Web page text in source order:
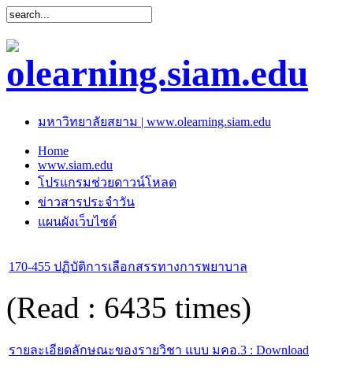
มหาวิทยาลัยสยาม | www.olearning.siam.edu
Home
www.siam.edu
โปรแกรมช่วยดาวน์โหลด
ข่าวสารประจำวัน
แผนผังเว็บไซต์
170-455 ปฏิบัติการเลือกสรรทางการพยาบาล
(Read : 6435 times)
รายละเอียดลักษณะของรายวิชา แบบ มคอ.3 : Download